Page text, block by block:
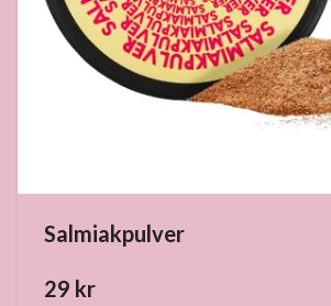
Salmiakpulver
29 kr